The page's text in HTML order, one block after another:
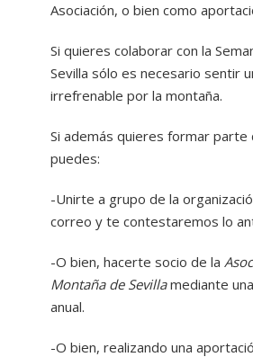
Asociación, o bien como
Si quieres colaborar con la
Sevilla sólo es necesario sentir
irrefrenable por la montaña.
Si además quieres formar
puedes:
-Unirte a grupo de la
correo y te contestaremos lo
-O bien, hacerte socio de la
Montaña de Sevillamediante
anual.
-O bien, realizando una